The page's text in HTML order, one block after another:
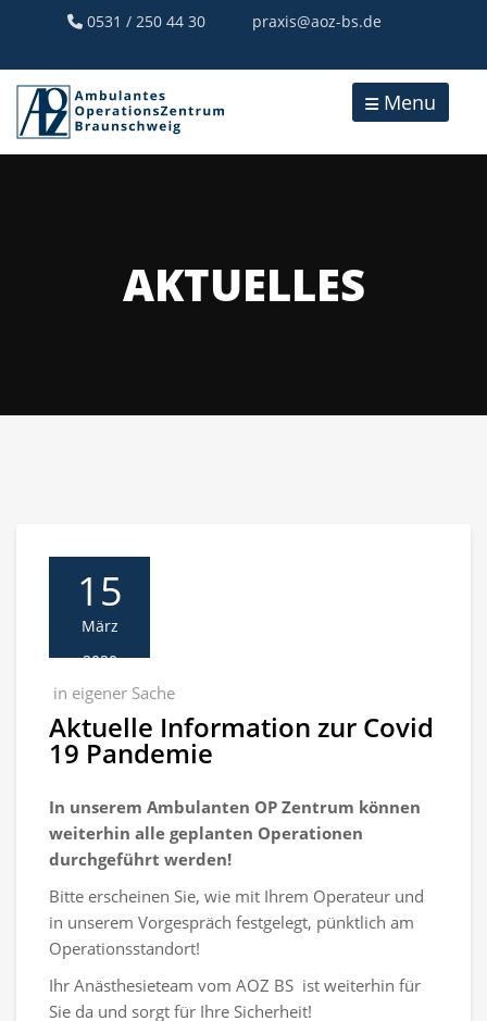
0531 / 250 44 30 praxis@aoz-bs.de
Menu
AKTUELLES
15
März
2020
in eigener Sache
Aktuelle Information zur Covid
19 Pandemie
In unserem Ambulanten OP Zentrum können
weiterhin alle geplanten Operationen
durchgeführt werden!
Bitte erscheinen Sie, wie mit Ihrem Operateur und
in unserem Vorgespräch festgelegt, pünktlich am
Operationsstandort!
Ihr Anästhesieteam vom AOZ BS ist weiterhin für
Sie da und sorgt für Ihre Sicherheit!